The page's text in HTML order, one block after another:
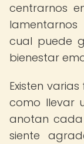
centrarnos
cual puede
bienestar
Existen
como llevar
anotan
siente